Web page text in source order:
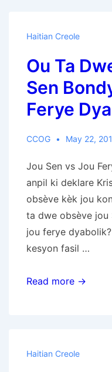
Haitian Creole
Ou Ta
Sen
Ferye
CCOG May 22,
Jou Sen vs Jou
anpil ki deklare
obsève kèk jou
ta dwe obsève jou
jou ferye
kesyon fasil …
Ou
Read more →
Haitian Creole